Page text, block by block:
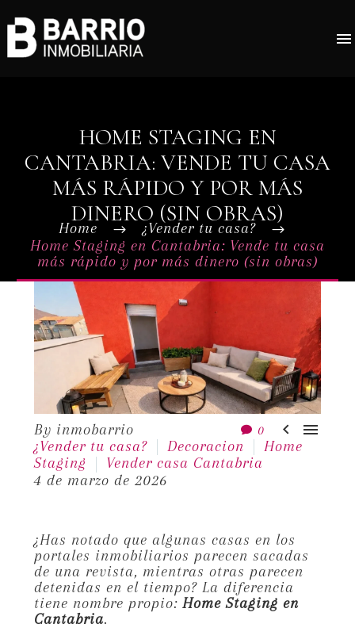
HOME STAGING EN
CANTABRIA: VENDE TU CASA
MÁS RÁPIDO Y POR MÁS
DINERO (SIN OBRAS)
Home
¿Vender tu casa?
Home Staging en Cantabria: Vende tu casa
más rápido y por más dinero (sin obras)
0  
By inmobarrio
¿Vender tu casa?
Decoracion
Home
Staging
Vender casa Cantabria
4 de marzo de 2026
¿Has notado que algunas casas en los
portales inmobiliarios parecen sacadas
de una revista, mientras otras parecen
detenidas en el tiempo? La diferencia
tiene nombre propio: Home Staging en
Cantabria.